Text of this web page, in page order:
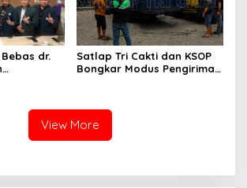
dr.
Satlap Tri Cakti dan KSOP
Bongkar Modus Pengiriman
View More